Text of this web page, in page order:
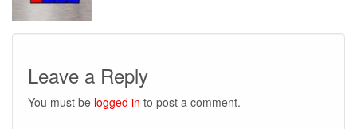
Leave a Reply
You must be logged in to post a comment.